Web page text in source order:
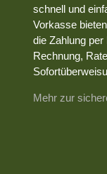
schnell und
Vorkasse
die Zahlung
Rechnung,
Mehr zur